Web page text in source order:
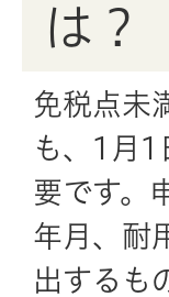
は？
免税点未
も、1月1
要です。
年月、耐
出するも